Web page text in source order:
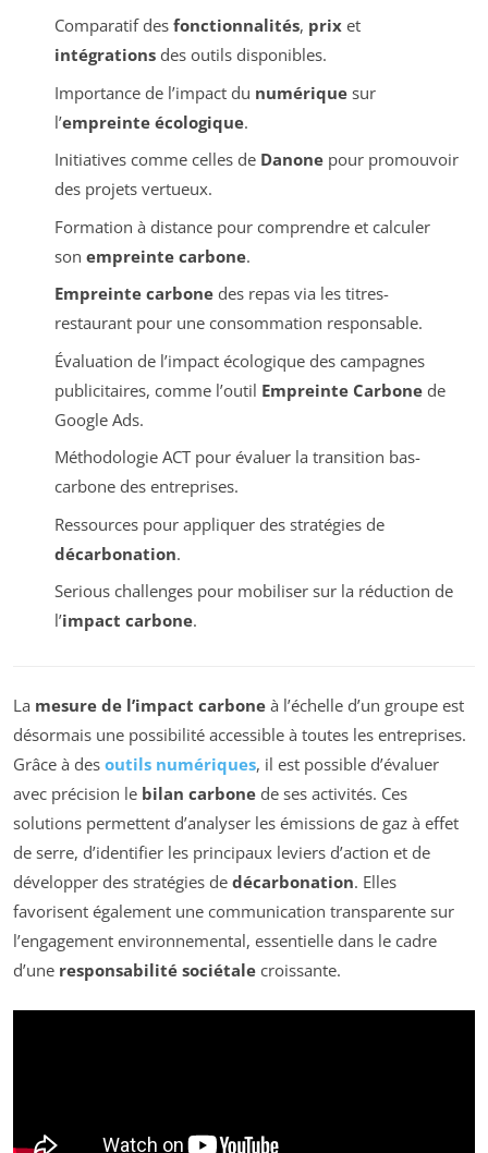
Comparatif des fonctionnalités, prixet
intégrationsdes outils disponibles.
Importance de l’impact du numériquesur
l’empreinte écologique.
Initiatives comme celles de Danonepour promouvoir
des projets vertueux.
Formation à distance pour comprendre et calculer
son empreinte carbone.
Empreinte carbonedes repas via les titres-
restaurant pour une consommation responsable.
Évaluation de l’impact écologique des campagnes
publicitaires, comme l’outil Empreinte Carbonede
Google Ads.
Méthodologie ACT pour évaluer la transition bas-
carbone des entreprises.
Ressources pour appliquer des stratégies de
décarbonation.
Serious challenges pour mobiliser sur la réduction de
l’impact carbone.
La mesure de l’impact carbone à l’échelle d’un groupe est
désormais une possibilité accessible à toutes les entreprises.
Grâce à des outils numériques, il est possible d’évaluer
avec précision le bilan carbone de ses activités. Ces
solutions permettent d’analyser les émissions de gaz à effet
de serre, d’identifier les principaux leviers d’action et de
développer des stratégies de décarbonation. Elles
favorisent également une communication transparente sur
l’engagement environnemental, essentielle dans le cadre
d’une responsabilité sociétale croissante.